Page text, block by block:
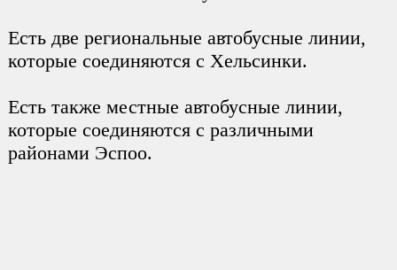
Есть две региональные автобусные линии,
которые соединяются с Хельсинки.
Есть также местные автобусные линии,
которые соединяются с различными
районами Эспоо.